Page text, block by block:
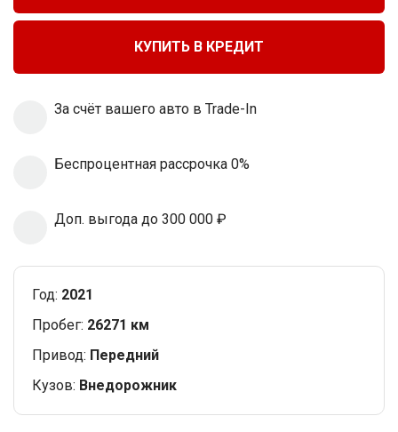
КУПИТЬ В КРЕДИТ
За cчёт вашего авто в Trade-In
Беспроцентная рассрочка 0%
Доп. выгода до 300 000 ₽
Год: 2021
Пробег: 26271 км
Привод: Передний
Кузов: Внедорожник